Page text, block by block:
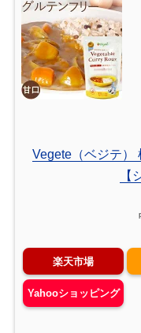
Vegete（ベジテ）
【
楽天市場
Yahooショッピング